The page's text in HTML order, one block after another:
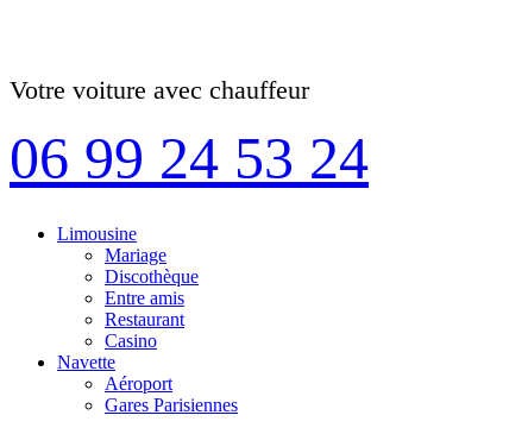
Votre voiture avec chauffeur
06 99 24 53 24
Limousine
Mariage
Discothèque
Entre amis
Restaurant
Casino
Navette
Aéroport
Gares Parisiennes